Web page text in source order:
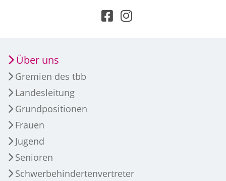
Über uns
Gremien des tbb
Landesleitung
Grundpositionen
Frauen
Jugend
Senioren
Schwerbehindertenvertreter